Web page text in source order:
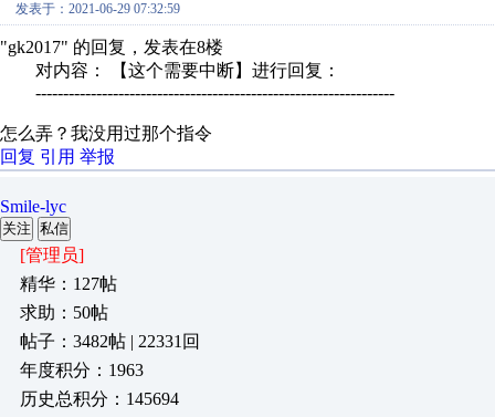
发表于：2021-06-29 07:32:59
"gk2017" 的回复，发表在8楼
对内容： 【这个需要中断】进行回复：
-----------------------------------------------------------------
怎么弄？我没用过那个指令
回复 引用 举报
Smile-lyc
关注 私信
[管理员]
精华：127帖
求助：50帖
帖子：3482帖 | 22331回
年度积分：1963
历史总积分：145694